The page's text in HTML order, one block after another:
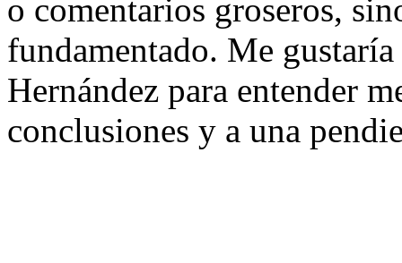
o comentarios groseros,
fundamentado. Me
Hernández para entender
conclusiones y a una